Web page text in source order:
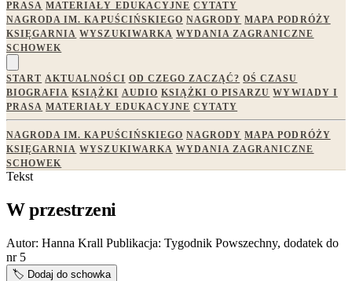
PRASA MATERIAŁY EDUKACYJNE CYTATY
NAGRODA IM. KAPUŚCIŃSKIEGO NAGRODY MAPA PODRÓŻY
KSIĘGARNIA WYSZUKIWARKA WYDANIA ZAGRANICZNE
SCHOWEK
START AKTUALNOŚCI OD CZEGO ZACZĄĆ? OŚ CZASU
BIOGRAFIA KSIĄŻKI AUDIO KSIĄŻKI O PISARZU WYWIADY I
PRASA MATERIAŁY EDUKACYJNE CYTATY
NAGRODA IM. KAPUŚCIŃSKIEGO NAGRODY MAPA PODRÓŻY
KSIĘGARNIA WYSZUKIWARKA WYDANIA ZAGRANICZNE
SCHOWEK
Tekst
W przestrzeni
Autor: Hanna Krall Publikacja: Tygodnik Powszechny, dodatek do
nr 5
🏷️ Dodaj do schowka